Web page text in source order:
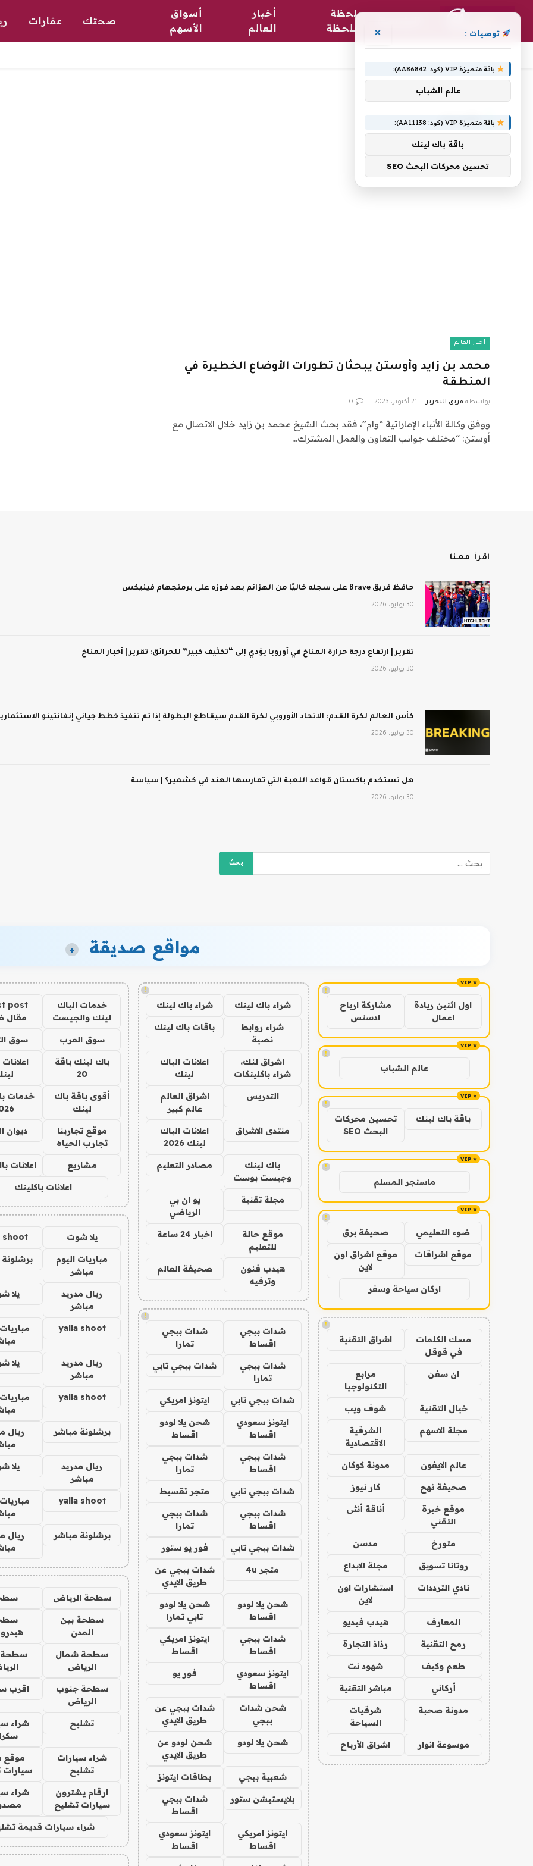
لحظة
بلحظة
أخبار
العالم
أسواق
الأسهم
صحتك عقارات
وأوستن
أخبار العالم
محمد بن زايد وأوستن يبحثان تطورات الأوضاع الخطيرة في
المنطقة
بواسطة فريق التحرير 21 أكتوبر، 2023 0
ووفق وكالة الأنباء الإماراتية “وام”، فقد بحث الشيخ محمد بن زايد خلال الاتصال مع
أوستن: “مختلف جوانب التعاون والعمل المشترك…
اقرأ معنا
حافظ فريق Brave على سجله خاليًا من الهزائم بعد فوزه على برمنجهام فينيكس
30 يوليو، 2026
تقرير | ارتفاع درجة حرارة المناخ في أوروبا يؤدي إلى “تكثيف كبير” للحرائق: تقرير | أخبار المناخ
30 يوليو، 2026
كأس العالم لكرة القدم: الاتحاد الأوروبي لكرة القدم سيقاطع البطولة إذا تم تنفيذ خطط جياني إنفانتينو
30 يوليو، 2026
هل تستخدم باكستان قواعد اللعبة التي تمارسها الهند في كشمير؟ | سياسة
30 يوليو، 2026
مواقع صديقة +
!
اول اثنين ريادة
اعمال
مشاركة ارباح
ادسنس
!
عالم الشباب
!
باقة باك لينك
تحسين محركات
البحث SEO
!
ماسنجر المسلم
!
ضوء التعليمي صحيفة برق
موقع اشراقات
موقع اشراق اون
لاين
اركان سياحة وسفر
!
مسك الكلمات
في قوقل
اشراق التقنية
ان سفن
مرابع
التكنولوجيا
خيال التقنية شوف ويب
مجلة الاسهم
الشرقية
الاقتصادية
عالم الايفون مدونة كوكان
صحيفة نهج كار نيوز
موقع خبرة
التقني
أناقة أنثى
متورخ مدسن
روتانا تسويق مجلة الابداع
نادي الترددات
استشارات اون
لاين
المعارف هيدب فيديو
رمح التقنية رذاذ التجارة
طعم وكيف شهود نت
أركاني مباشر التقنية
مدونة صحبة
شرقيات
السياحة
موسوعة انوار اشراق الأرباح
!
شراء باك لينك شراء باك لينك
شراء روابط
نصية
باقات باك لينك
اشراق لنك،
شراء باكلينكات
اعلانات الباك
لينك
التدريس
اشراق العالم
عالم كبير
منتدى الاشراق
اعلانات الباك
لينك 2026
باك لينك
وجيست بوست
مصادر التعليم
مجلة تقنية
يو ان بي
الرياضي
موقع حالة
للتعليم
اخبار 24 ساعة
هيدب فنون
وترفيه
صحيفة العالم
!
شدات ببجي
اقساط
شدات ببجي
تمارا
شدات ببجي
تمارا
شدات ببجي تابي
شدات ببجي تابي ايتونز امريكي
ايتونز سعودي
اقساط
شحن يلا لودو
اقساط
شدات ببجي
اقساط
شدات ببجي
تمارا
شدات ببجي تابي متجر تقسيط
شدات ببجي
اقساط
شدات ببجي
تمارا
شدات ببجي تابي فور يو ستور
متجر 4u
شدات ببجي عن
طريق الايدي
شحن يلا لودو
اقساط
شحن يلا لودو
تابي تمارا
شدات ببجي
اقساط
ايتونز امريكي
اقساط
ايتونز سعودي
اقساط
فور يو
شحن شدات
ببجي
شدات ببجي عن
طريق الايدي
شحن يلا لودو
شحن لودو عن
طريق الايدي
شعبية ببجي بطاقات ايتونز
بلايستيشن ستور
شدات ببجي
اقساط
ايتونز امريكي
اقساط
ايتونز سعودي
اقساط
خدمات الباك
لينك والجيست
post
مقال
سوق العرب سوق
باك لينك باقة
20
أقوى باقة باك
لينك
خدمات
موقع تجاربنا
تجارب الحياه
ديوان
مشاريع اعلانات
اعلانات باكلينك
يلا شوت shoot
مباريات اليوم
مباشر
ريال مدريد
مباشر
يلا
yalla shoot
ريال مدريد
مباشر
يلا
yalla shoot
برشلونة مباشر
ريال
ريال مدريد
مباشر
يلا
yalla shoot
برشلونة مباشر
ريال
سطحة الرياض
سطحة بين
المدن
سطحة شمال
الرياض
سطحة
سطحة جنوب
الرياض
اقرب
تشليح
شراء
شراء سيارات
تشليح
موقع
سيارات
ارقام يشترون
سيارات تشليح
شراء
شراء سيارات قديمة
توصيات : ×
باقة متميزة VIP (كود: AA86842):
عالم الشباب
باقة متميزة VIP (كود: AA11138):
باقة باك لينك
تحسين محركات البحث SEO